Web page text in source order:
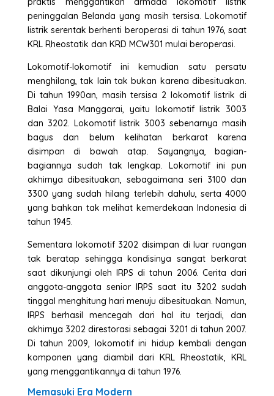
peninggalan Belanda yang masih tersisa. Lokomotif
listrik serentak berhenti beroperasi di tahun 1976, saat
KRL Rheostatik dan KRD MCW301 mulai beroperasi.
Lokomotif-lokomotif ini kemudian satu persatu
menghilang, tak lain tak bukan karena dibesituakan.
Di tahun 1990an, masih tersisa 2 lokomotif listrik di
Balai Yasa Manggarai, yaitu lokomotif listrik 3003
dan 3202. Lokomotif listrik 3003 sebenarnya masih
bagus dan belum kelihatan berkarat karena
disimpan di bawah atap. Sayangnya, bagian-
bagiannya sudah tak lengkap. Lokomotif ini pun
akhirnya dibesituakan, sebagaimana seri 3100 dan
3300 yang sudah hilang terlebih dahulu, serta 4000
yang bahkan tak melihat kemerdekaan Indonesia di
tahun 1945.
Sementara lokomotif 3202 disimpan di luar ruangan
tak beratap sehingga kondisinya sangat berkarat
saat dikunjungi oleh IRPS di tahun 2006. Cerita dari
anggota-anggota senior IRPS saat itu 3202 sudah
tinggal menghitung hari menuju dibesituakan. Namun,
IRPS berhasil mencegah dari hal itu terjadi, dan
akhirnya 3202 direstorasi sebagai 3201 di tahun 2007.
Di tahun 2009, lokomotif ini hidup kembali dengan
komponen yang diambil dari KRL Rheostatik, KRL
yang menggantikannya di tahun 1976.
Memasuki Era Modern